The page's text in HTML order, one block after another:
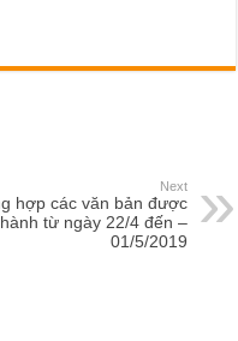
Next
hợp các văn bản được
từ ngày 22/4 đến –
01/5/2019